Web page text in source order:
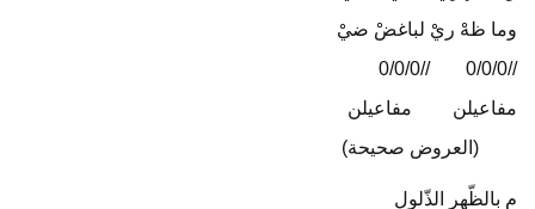
وما ظهْ ريْ لباغضْ ضيْ
//0/0/0
//0/0/0
مفاعيلن
مفاعيلن
(العروض صحيحة)
مِ بالظّهر الذّلولِ